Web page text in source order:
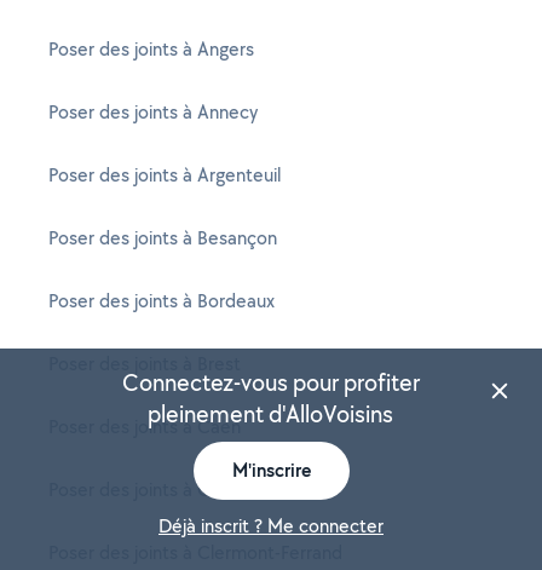
Poser des joints à Angers
Poser des joints à Annecy
Poser des joints à Argenteuil
Poser des joints à Besançon
Poser des joints à Bordeaux
Poser des joints à Caen
Poser des joints à Cannes
Connectez-vous pour profiter
pleinement d'AlloVoisins
M'inscrire
Déjà inscrit ? Me connecter